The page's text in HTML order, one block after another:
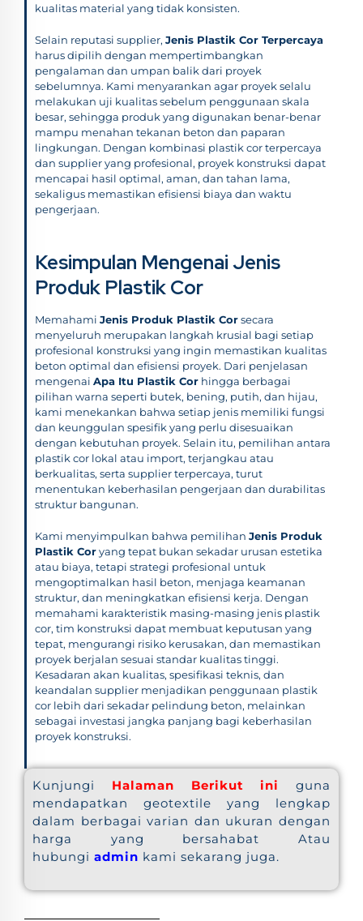
kualitas material yang tidak konsisten.
Selain reputasi supplier, Jenis Plastik Cor Terpercaya
harus dipilih dengan mempertimbangkan
pengalaman dan umpan balik dari proyek
sebelumnya. Kami menyarankan agar proyek selalu
melakukan uji kualitas sebelum penggunaan skala
besar, sehingga produk yang digunakan benar-benar
mampu menahan tekanan beton dan paparan
lingkungan. Dengan kombinasi plastik cor terpercaya
dan supplier yang profesional, proyek konstruksi dapat
mencapai hasil optimal, aman, dan tahan lama,
sekaligus memastikan efisiensi biaya dan waktu
pengerjaan.
Kesimpulan Mengenai Jenis
Produk Plastik Cor
Memahami Jenis Produk Plastik Corsecara
menyeluruh merupakan langkah krusial bagi setiap
profesional konstruksi yang ingin memastikan kualitas
beton optimal dan efisiensi proyek. Dari penjelasan
mengenai Apa Itu Plastik Cor hingga berbagai
pilihan warna seperti butek, bening, putih, dan hijau,
kami menekankan bahwa setiap jenis memiliki fungsi
dan keunggulan spesifik yang perlu disesuaikan
dengan kebutuhan proyek. Selain itu, pemilihan antara
plastik cor lokal atau import, terjangkau atau
berkualitas, serta supplier terpercaya, turut
menentukan keberhasilan pengerjaan dan durabilitas
struktur bangunan.
Kami menyimpulkan bahwa pemilihan Jenis Produk
Plastik Coryang tepat bukan sekadar urusan estetika
atau biaya, tetapi strategi profesional untuk
mengoptimalkan hasil beton, menjaga keamanan
struktur, dan meningkatkan efisiensi kerja. Dengan
memahami karakteristik masing-masing jenis plastik
cor, tim konstruksi dapat membuat keputusan yang
tepat, mengurangi risiko kerusakan, dan memastikan
proyek berjalan sesuai standar kualitas tinggi.
Kesadaran akan kualitas, spesifikasi teknis, dan
keandalan supplier menjadikan penggunaan plastik
cor lebih dari sekadar pelindung beton, melainkan
sebagai investasi jangka panjang bagi keberhasilan
proyek konstruksi.
Kunjungi Halaman Berikut ini
guna
mendapatkan geotextile yang lengkap
dalam berbagai varian dan ukuran dengan
harga yang bersahabat Atau
hubungi admin kami sekarang juga.